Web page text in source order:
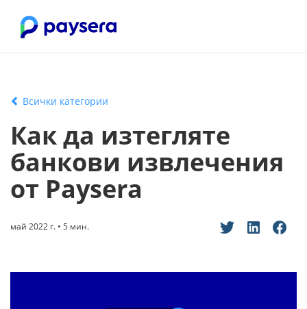
Всички категории
Как да изтегляте
банкови извлечения
от Paysera
май 2022 г. • 5 мин.